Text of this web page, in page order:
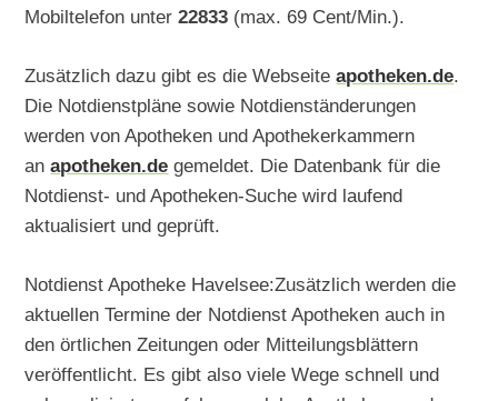
Mobiltelefon unter22833 (max. 69 Cent/Min.).
Zusätzlich dazu gibt es die Webseiteapotheken.de.
Die Notdienstpläne sowie Notdienständerungen
werden von Apotheken und Apothekerkammern
anapotheken.de gemeldet. Die Datenbank für die
Notdienst- und Apotheken-Suche wird laufend
aktualisiert und geprüft.
Notdienst Apotheke Havelsee:Zusätzlich werden die
aktuellen Termine der Notdienst Apotheken auch in
den örtlichen Zeitungen oder Mitteilungsblättern
veröffentlicht. Es gibt also viele Wege schnell und